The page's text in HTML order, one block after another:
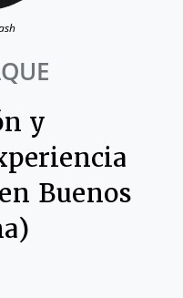
y
Buenos